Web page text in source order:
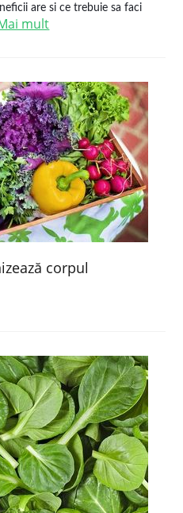
are si ce trebuie sa faci
mult
corpul